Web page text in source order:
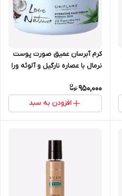
کرم آبرسان عمیق صورت پوست
نرمال با عصاره نارگیل و آلوئه ورا
950,000
افزودن به سبد